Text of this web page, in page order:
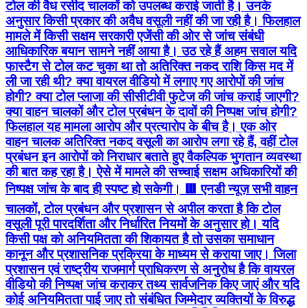
टोल की वैध रसीद चालकों को उपलब्ध कराई जाती है। उनके
अनुसार किसी प्रकार की अवैध वसूली नहीं की जा रही है। फिलहाल
मामले में किसी सक्षम सरकारी एजेंसी की ओर से जांच संबंधी
आधिकारिक बयान सामने नहीं आया है। उठ रहे हैं अहम सवाल यदि
फास्टैग से टोल कट चुका था तो अतिरिक्त नकद राशि किस मद में
ली जा रही थी? क्या वायरल वीडियो में लगाए गए आरोपों की जांच
होगी? क्या टोल प्लाजा की सीसीटीवी फुटेज की जांच कराई जाएगी?
क्या वाहन चालकों और टोल प्रबंधन के दावों की निष्पक्ष जांच होगी?
फिलहाल यह मामला आरोप और प्रत्यारोप के बीच है। एक ओर
वाहन चालक अतिरिक्त नकद वसूली का आरोप लगा रहे हैं, वहीं टोल
प्रबंधन इन आरोपों को निराधार बताते हुए वैकल्पिक भुगतान व्यवस्था
की बात कह रहा है। ऐसे में मामले की सच्चाई सक्षम अधिकारियों की
निष्पक्ष जांच के बाद ही स्पष्ट हो सकेगी। 🟥 एनडी न्यूज़ सभी वाहन
चालकों, टोल प्रबंधन और प्रशासन से अपील करता है कि टोल
वसूली पूरी पारदर्शिता और निर्धारित नियमों के अनुसार हो। यदि
किसी पक्ष को अनियमितता की शिकायत है तो उसका समाधान
कानून और प्रशासनिक प्रक्रिया के माध्यम से कराया जाए। जिला
प्रशासन एवं राष्ट्रीय राजमार्ग प्राधिकरण से अनुरोध है कि वायरल
वीडियो की निष्पक्ष जांच कराकर तथ्य सार्वजनिक किए जाएं और यदि
कोई अनियमितता पाई जाए तो संबंधित जिम्मेदार व्यक्तियों के विरुद्ध